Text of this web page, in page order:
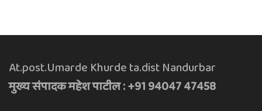
At.post.Umarde Khurde ta.dist Nandurbar
मुख्य संपादक महेश पाटील : +91 94047 47458